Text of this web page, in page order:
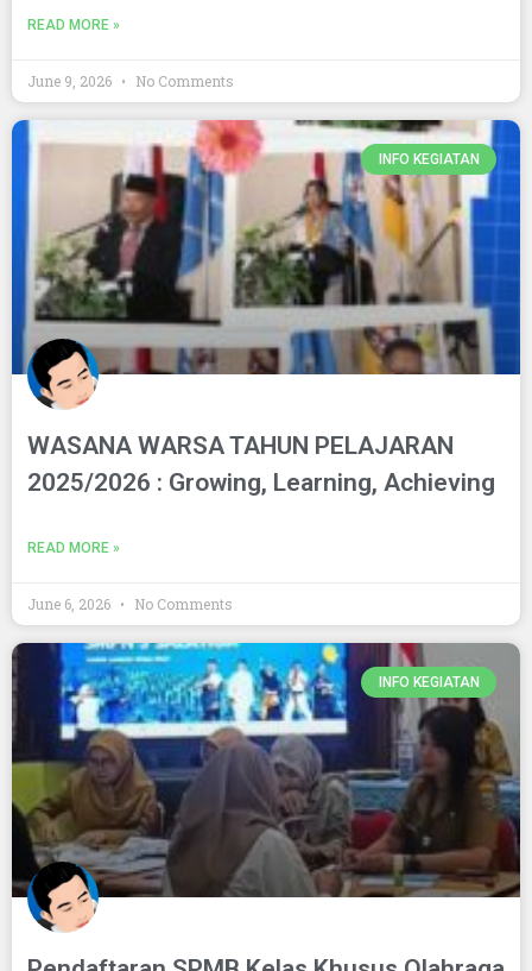
READ MORE »
June 9, 2026 No Comments
INFO KEGIATAN
WASANA WARSA TAHUN PELAJARAN
2025/2026 : Growing, Learning, Achieving
READ MORE »
June 6, 2026 No Comments
INFO KEGIATAN